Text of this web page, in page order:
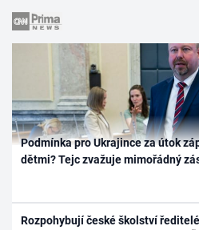
Podmínka pro Ukrajince za útok
dětmi? Tejc zvažuje mimořádný
Rozpohybují české školství